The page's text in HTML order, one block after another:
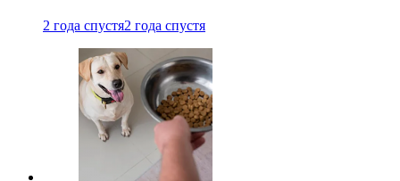
2 года спустя2 года спустя